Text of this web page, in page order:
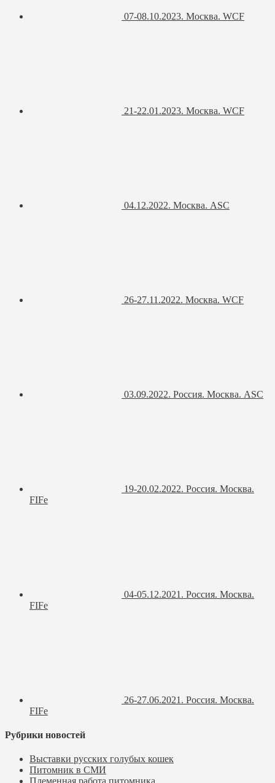
07-08.10.2023. Москва. WCF
21-22.01.2023. Москва. WCF
04.12.2022. Москва. ASC
26-27.11.2022. Москва. WCF
03.09.2022. Россия. Москва. ASC
19-20.02.2022. Россия. Москва.
FIFe
04-05.12.2021. Россия. Москва.
FIFe
26-27.06.2021. Россия. Москва.
FIFe
Рубрики новостей
Выставки русских голубых кошек
Питомник в СМИ